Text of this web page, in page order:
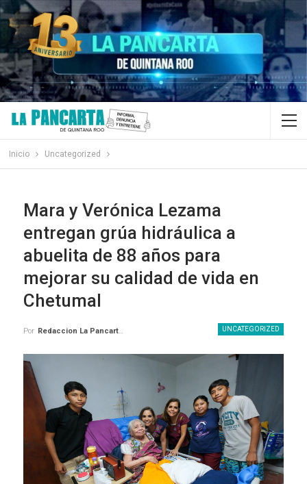
Inicio Uncategorized
Mara y Verónica Lezama
entregan grúa hidráulica a
abuelita de 88 años para
mejorar su calidad de vida en
Chetumal
UNCATEGORIZED
Por Redaccion La Pancarta De Quintana Roo